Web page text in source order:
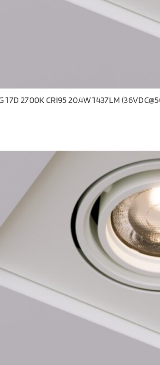
17D 2700K CRI95 20.4W 1437LM